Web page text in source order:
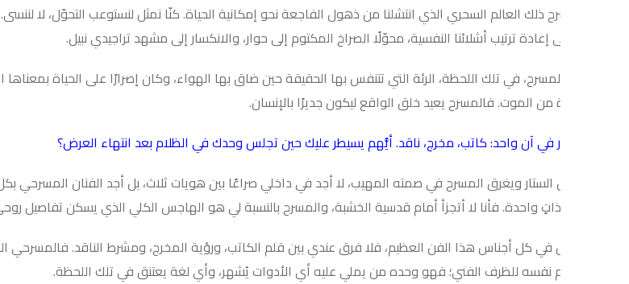
ذلك العالم السحري الذي انتشلنا من ذهول الفاجعة نحو إمكانية الحياة. كنّا نمثل لنستوعب التحوّل، لا لننسى. منحنا المسرح
إعادة ترتيب أشلائنا النفسية، محوّلًا الصراخ المكتوم إلى حوار، والانكسار إلى مشهد تراجيدي نبيل.
في تلك اللحظة، الرئة التي تتنفس بها الحقيقة حين ضاق بها الهواء، وكان إصرارًا على الحياة بمعناها الأسمى، لا
من الموت. فالمسرح يعيد خلق الواقع ليكون جديرًا بالإنسان.
في آن واحد: كاتب، مخرج، ناقد. أيُّهم يسيطر عليك حين تجلس وحدك في الظلام بعد انتهاء العرض؟
ويغرق المسرح في صمته المهيب، لا أجد في داخلي صراعًا بين هويات ثلاث، بل أجد الفنان المسرحي بكل تجلياته وقد
واحدة. فأنا لا أتجزأ أمام قدسية الخشبة، والمسرح بالنسبة لي هو الهاجس الكلي الذي يسكن تفاصيل روحي.
في كل أجناس هذا الفن العظيم، فلا فرق عندي بين قلم الكاتب، ورؤية المخرج، ومشرط الناقد. فالمسرحي الحقيقي هو
نفسه للظرف الفني؛ فهو وحده من يملي عليه أي الأدوات يُشهر، وأي لغة يعتنق في تلك اللحظة.